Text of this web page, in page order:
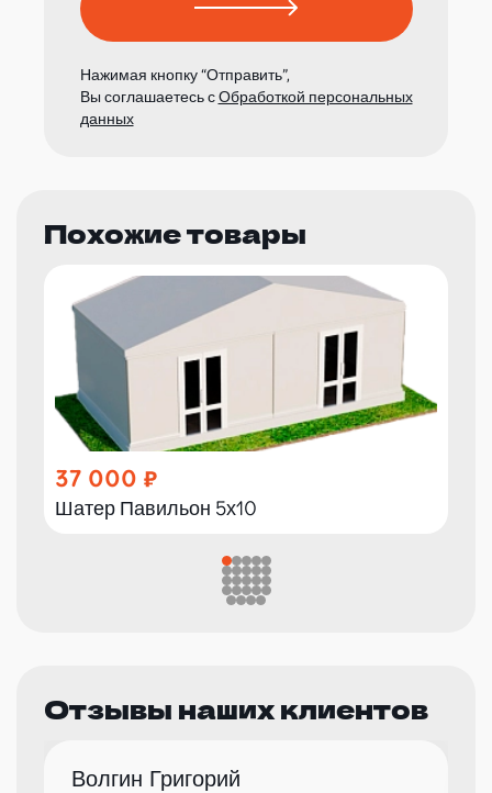
Нажимая кнопку “Отправить”,
Вы соглашаетесь сОбработкой персональных
данных
Похожие товары
37 000
Шатер Павильон 5х10
Отзывы наших клиентов
Волгин Григорий